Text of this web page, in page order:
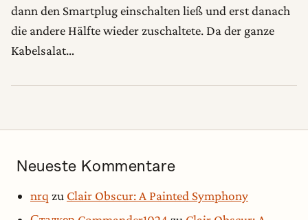
dann den Smartplug einschalten ließ und erst danach
die andere Hälfte wieder zuschaltete. Da der ganze
Kabelsalat…
Neueste Kommentare
nrq zu Clair Obscur: A Painted Symphony